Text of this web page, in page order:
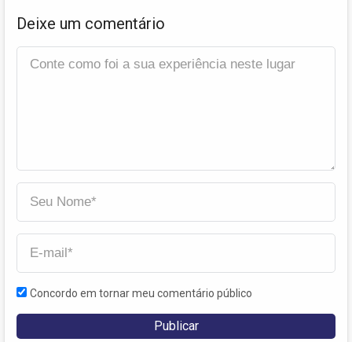
Deixe um comentário
Concordo em tornar meu comentário público